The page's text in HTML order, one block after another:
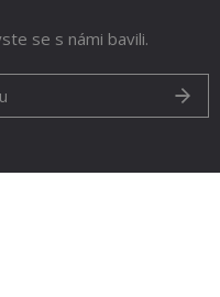
se s námi bavili.